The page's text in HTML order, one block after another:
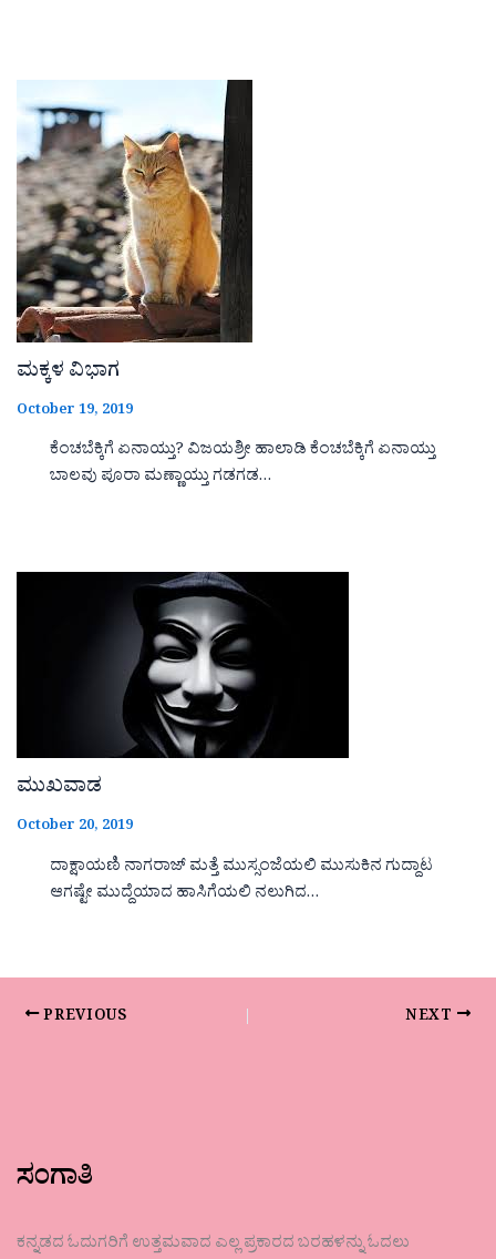
ಮಕ್ಕಳ ವಿಭಾಗ
October 19, 2019
ಕೆಂಚಬೆಕ್ಕಿಗೆ ಏನಾಯ್ತು? ವಿಜಯಶ್ರೀ ಹಾಲಾಡಿ ಕೆಂಚಬೆಕ್ಕಿಗೆ ಏನಾಯ್ತು
ಬಾಲವು ಪೂರಾ ಮಣ್ಣಾಯ್ತು ಗಡಗಡ…
ಮುಖವಾಡ
October 20, 2019
ದಾಕ್ಷಾಯಣಿ ನಾಗರಾಜ್ ಮತ್ತೆ ಮುಸ್ಸಂಜೆಯಲಿ ಮುಸುಕಿನ ಗುದ್ದಾಟ
ಆಗಷ್ಟೇ ಮುದ್ದೆಯಾದ ಹಾಸಿಗೆಯಲಿ ನಲುಗಿದ…
PREVIOUS NEXT
ಸಂಗಾತಿ
ಕನ್ನಡದ ಓದುಗರಿಗೆ ಉತ್ತಮವಾದ ಎಲ್ಲ ಪ್ರಕಾರದ ಬರಹಳನ್ನು ಓದಲು